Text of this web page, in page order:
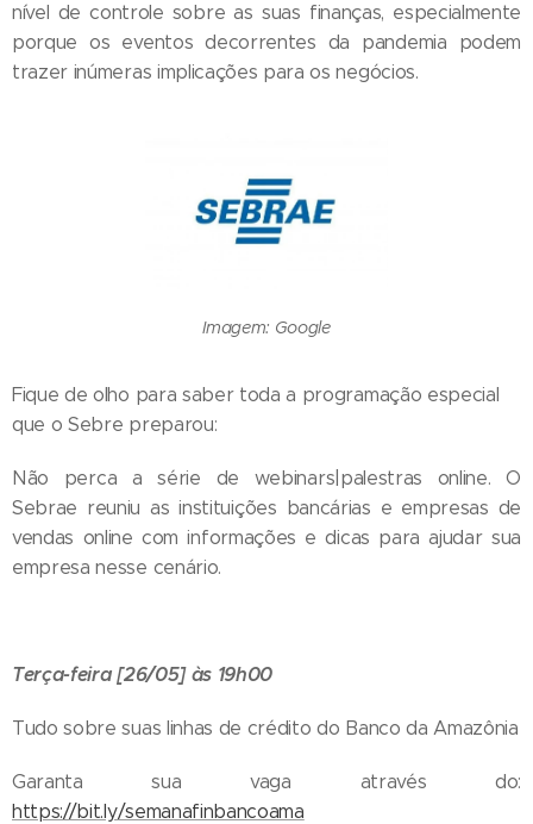
nível de controle sobre as suas finanças, especialmente
porque os eventos decorrentes da pandemia podem
trazer inúmeras implicações para os negócios.
Imagem: Google
Fique de olho para saber toda a programação especial
que o Sebre preparou:
Não perca a série de webinars|palestras online. O
Sebrae reuniu as instituições bancárias e empresas de
vendas online com informações e dicas para ajudar sua
empresa nesse cenário.
Terça-feira [26/05] às 19h00
Tudo sobre suas linhas de crédito do Banco da Amazônia
Garanta sua vaga através do:
https://bit.ly/semanafinbancoama